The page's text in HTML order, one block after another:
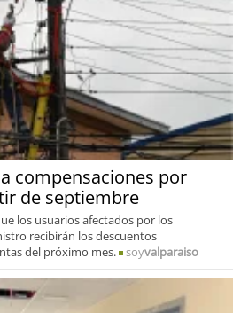
compensaciones por
de septiembre
los usuarios afectados por los
recibirán los descuentos
del próximo mes.
soyvalparaiso